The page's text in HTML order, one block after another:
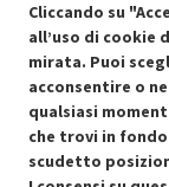
Condizioni
Cookie Policy
Cliccando su
all’uso di
mirata. Puoi
acconsentire o
qualsiasi
che trovi in
scudetto